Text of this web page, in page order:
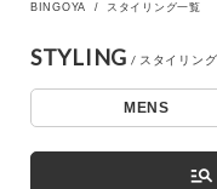
キーワード
BINGOYA スタイリング一覧
STYLING
MENS
manage_search